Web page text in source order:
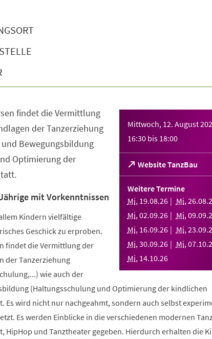
Mittwoch, 12. August
16:30 bis 18:00
Website TanzBau
(Öffnet
in
einem
neuen
Tab)
Weitere Termine
Mi, 19.08.26 Mi,26.08.
Mi,02.09.26 Mi,09.09.
Mi, 16.09.26 Mi,23.09.
Mi,30.09.26 Mi,07.10.
Mi, 14.10.26
findet die Vermittlung
der Tanzerziehung
Bewegungsbildung
Optimierung der
mit Vorkenntnissen
Kindern vielfältige
Geschick zu erproben.
findet die Vermittlung der
der Tanzerziehung
wie auch der
(Haltungsschulung und Optimierung der kindlichen
Es wird nicht nur nachgeahmt, sondern auch selbst
Es werden Einblicke in die verschiedenen modernen
HipHop und Tanztheater gegeben. Hierdurch erhalten die